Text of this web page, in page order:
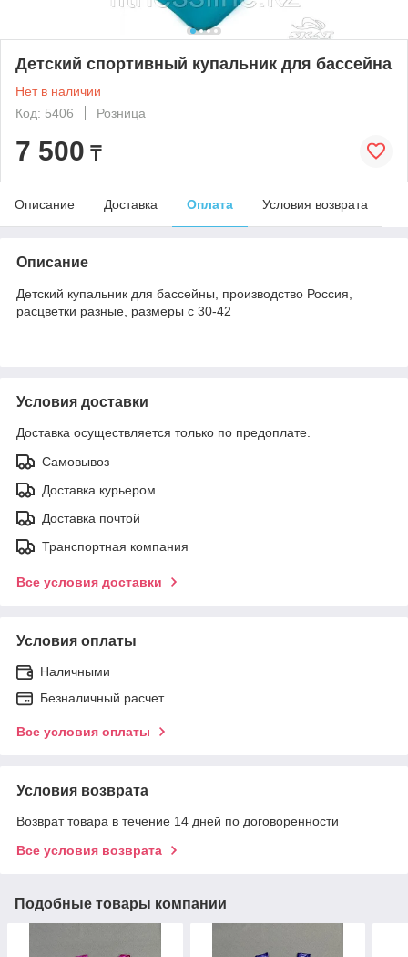
Детский спортивный купальник для бассейна
Нет в наличии
Код: 5406
Розница
7 500 ₸
Описание Доставка Оплата Условия возврата
Описание
Детский купальник для бассейны, производство Россия,
расцветки разные, размеры с 30-42
Условия доставки
Доставка осуществляется только по предоплате.
Самовывоз
Доставка курьером
Доставка почтой
Транспортная компания
Все условия доставки
Условия оплаты
Наличными
Безналичный расчет
Все условия оплаты
Условия возврата
Возврат товара в течение 14 дней по договоренности
Все условия возврата
Подобные товары компании